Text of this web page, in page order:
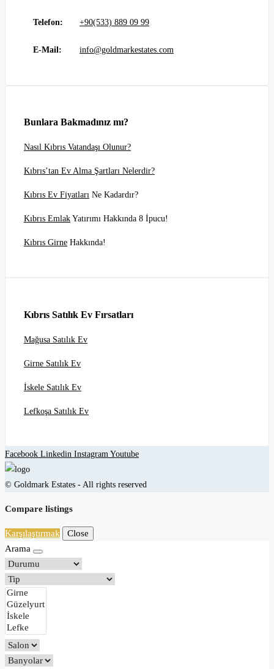
Telefon: +90(533) 889 09 99
E-Mail: info@goldmarkestates.com
Bunlara Bakmadınız mı?
Nasıl Kıbrıs Vatandaşı Olunur?
Kıbrıs’tan Ev Alma Şartları Nelerdir?
Kıbrıs Ev Fiyatları Ne Kadardır?
Kıbrıs Emlak Yatırımı Hakkında 8 İpucu!
Kıbrıs Girne Hakkında!
Kıbrıs Satılık Ev Fırsatları
Mağusa Satılık Ev
Girne Satılık Ev
İskele Satılık Ev
Lefkoşa Satılık Ev
Facebook Linkedin Instagram Youtube
© Goldmark Estates - All rights reserved
Compare listings
Karşılaştırmak
Close
Arama